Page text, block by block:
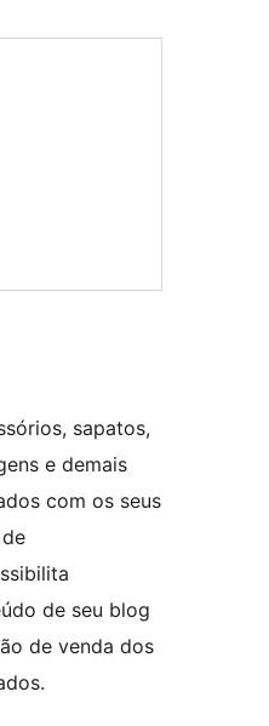
sapatos,
com os seus
de seu blog
de venda dos